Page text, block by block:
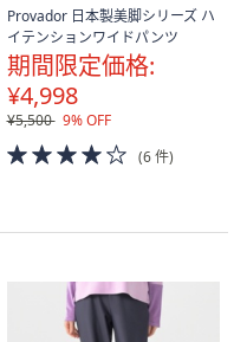
Provador 日本製美脚シリーズ ハ
イテンションワイドパンツ
期間限定価格:
¥4,998
¥5,500 9% OFF
4.0
of
(6 件)